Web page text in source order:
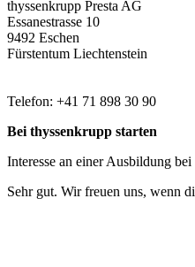
thyssenkrupp Presta AG
Essanestrasse 10
9492 Eschen
Fürstentum Liechtenstein
Telefon: +41 71 898 30 90
Bei thyssenkrupp starten
Interesse an einer Ausbildung
Sehr gut. Wir freuen uns, wenn